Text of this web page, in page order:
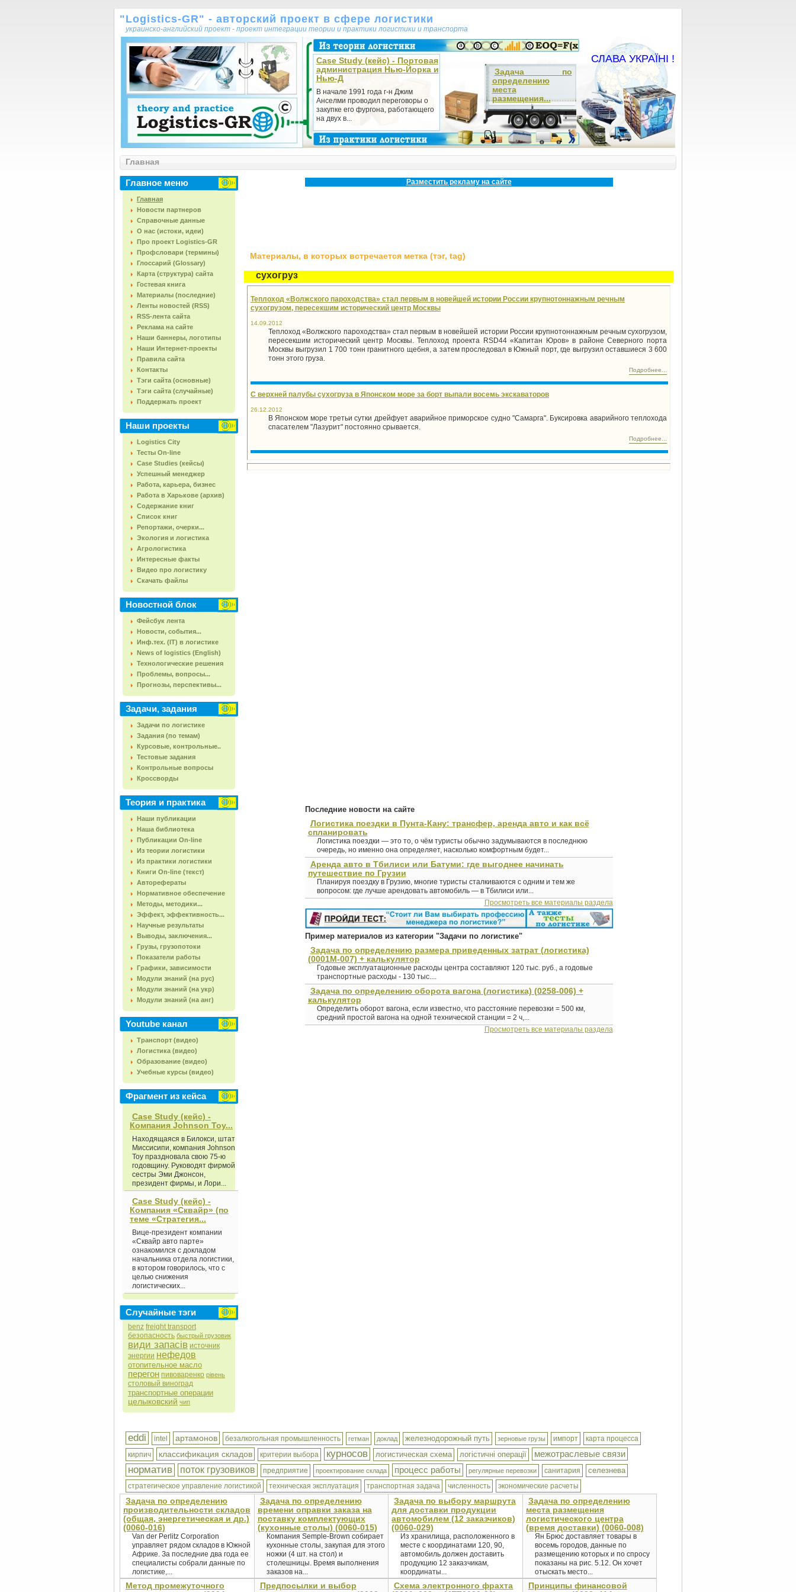
"Logistics-GR" - авторский проект в сфере логистики
украинско-английский проект - проект интеграции теории и практики логистики и транспорта
Case Study (кейс) - Портовая
администрация Нью-Йорка и
Нью-Д
В начале 1991 года г-н Джим
Анселми проводил переговоры о
закупке его фургона, работающего
на двух в...
Задача по
определению
места
размещения...
СЛАВА УКРАЇНІ !
Главная
Главное меню
Главная
Новости партнеров
Справочные данные
О нас (истоки, идеи)
Про проект Logistics-GR
Профсловари (термины)
Глоссарий (Glossary)
Карта (структура) сайта
Гостевая книга
Материалы (последние)
Ленты новостей (RSS)
RSS-лента сайта
Реклама на сайте
Наши баннеры, логотипы
Наши Интернет-проекты
Правила сайта
Контакты
Тэги сайта (основные)
Тэги сайта (случайные)
Поддержать проект
Наши проекты
Logistics City
Тесты On-line
Case Studies (кейсы)
Успешный менеджер
Работа, карьера, бизнес
Работа в Харькове (архив)
Содержание книг
Список книг
Репортажи, очерки...
Экология и логистика
Агрологистика
Интересные факты
Видео про логистику
Скачать файлы
Новостной блок
Фейсбук лента
Новости, события...
Инф.тех. (IT) в логистике
News of logistics (English)
Технологические решения
Проблемы, вопросы...
Прогнозы, перспективы...
Задачи, задания
Задачи по логистике
Задания (по темам)
Курсовые, контрольные..
Тестовые задания
Контрольные вопросы
Кроссворды
Теория и практика
Наши публикации
Наша библиотека
Публикации On-line
Из теории логистики
Из практики логистики
Книги On-line (текст)
Авторефераты
Нормативное обеспечение
Методы, методики...
Эффект, эффективность...
Научные результаты
Выводы, заключения...
Грузы, грузопотоки
Показатели работы
Графики, зависимости
Модули знаний (на рус)
Модули знаний (на укр)
Модули знаний (на анг)
Youtube канал
Транспорт (видео)
Логистика (видео)
Образование (видео)
Учебные курсы (видео)
Фрагмент из кейса
Case Study (кейс) -
Компания Johnson Toy...
Находящаяся в Билокси, штат
Миссисипи, компания Johnson
Toy праздновала свою 75-ю
годовщину. Руководят фирмой
сестры Эми Джонсон,
президент фирмы, и Лори...
Case Study (кейс) -
Компания «Сквайр» (по
теме «Стратегия...
Вице-президент компании
«Сквайр авто парте»
ознакомился с докладом
начальника отдела логистики,
в котором говорилось, что с
целью снижения
логистических...
Случайные тэги
benz freight transport
безопасность быстрый грузовик
види запасів источник
энергии нефедов
отопительное масло
перегон пивоваренко рівень
столовый виноград
транспортные операции
целыковский чип
Разместить рекламу на сайте
Материалы, в которых встречается метка (тэг, tag)
сухогруз
Теплоход «Волжского пароходства» стал первым в новейшей истории России крупнотоннажным речным
сухогрузом, пересекшим исторический центр Москвы
14.09.2012
Теплоход «Волжского пароходства» стал первым в новейшей истории России крупнотоннажным речным сухогрузом,
пересекшим исторический центр Москвы. Теплоход проекта RSD44 «Капитан Юров» в районе Северного порта
Москвы выгрузил 1 700 тонн гранитного щебня, а затем проследовал в Южный порт, где выгрузил оставшиеся 3 600
тонн этого груза.
Подробнее...
С верхней палубы сухогруза в Японском море за борт выпали восемь экскаваторов
26.12.2012
В Японском море третьи сутки дрейфует аварийное приморское судно "Самарга". Буксировка аварийного теплохода
спасателем "Лазурит" постоянно срывается.
Подробнее...
Последние новости на сайте
Логистика поездки в Пунта-Кану: трансфер, аренда авто и как всё
спланировать
Логистика поездки — это то, о чём туристы обычно задумываются в последнюю
очередь, но именно она определяет, насколько комфортным будет...
Аренда авто в Тбилиси или Батуми: где выгоднее начинать
путешествие по Грузии
Планируя поездку в Грузию, многие туристы сталкиваются с одним и тем же
вопросом: где лучше арендовать автомобиль — в Тбилиси или...
Просмотреть все материалы раздела
Пример материалов из категории "Задачи по логистике"
Задача по определению размера приведенных затрат (логистика)
(0001М-007) + калькулятор
Годовые эксплуатационные расходы центра составляют 120 тыс. руб., а годовые
транспортные расходы - 130 тыс....
Задача по определению оборота вагона (логистика) (0258-006) +
калькулятор
Определить оборот вагона, если известно, что расстояние перевозки = 500 км,
средний простой вагона на одной технической станции = 2 ч,...
Просмотреть все материалы раздела
eddi intel артамонов безалкогольная промышленность гетман доклад железнодорожный путь зерновые грузы импорт
карта процесса
кирпич
классификация складов критерии выбора курносов логистическая схема логістичні операції межотраслевые связи
норматив поток грузовиков предприятие проектирование склада процесс работы регулярные перевозки санитария селезнева
стратегическое управление логистикой техническая эксплуатация транспортная задача численность экономические расчеты
Задача по определению
производительности складов
(общая, энергетическая и др.)
(0060-016)
Van der Perlitz Corporation
управляет рядом складов в Южной
Африке. За последние два года ее
специалисты собрали данные по
логистике,...
Задача по определению
времени оправки заказа на
поставку комплектующих
(кухонные столы) (0060-015)
Компания Semple-Brown собирает
кухонные столы, закупая для этого
ножки (4 шт. на стол) и
столешницы. Время выполнения
заказов на...
Задача по выбору маршрута
для доставки продукции
автомобилем (12 заказчиков)
(0060-029)
Из хранилища, расположенного в
месте с координатами 120, 90,
автомобиль должен доставить
продукцию 12 заказчикам,
координаты...
Задача по определению
места размещения
логистического центра
(время доставки) (0060-008)
Ян Брюс доставляет товары в
восемь городов, данные по
размещению которых и по спросу
показаны на рис. 5.12. Он хочет
отыскать место...
Метод промежуточного
Предпосылки и выбор
Схема электронного фрахта
Принципы финансовой